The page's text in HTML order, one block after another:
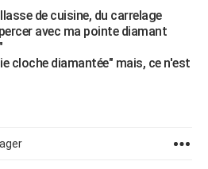
de cuisine, du carrelage
avec ma pointe diamant
cloche diamantée" mais, ce n'est